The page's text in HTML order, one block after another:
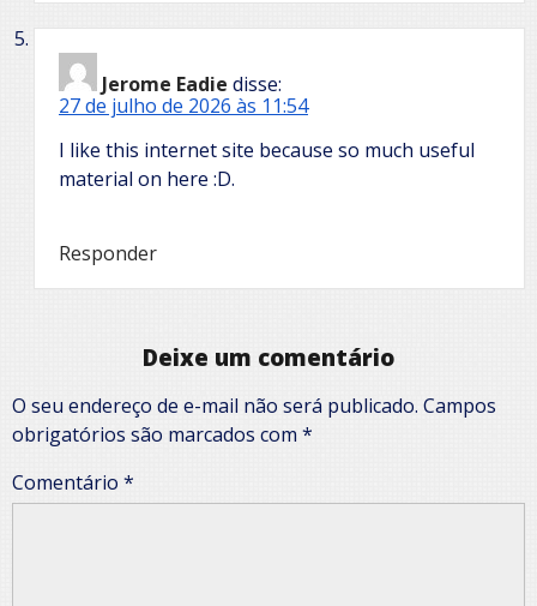
Jerome Eadie disse:
27 de julho de 2026 às 11:54
I like this internet site because so much useful
material on here :D.
Responder
Deixe um comentário
O seu endereço de e-mail não será publicado. Campos
obrigatórios são marcados com *
Comentário *